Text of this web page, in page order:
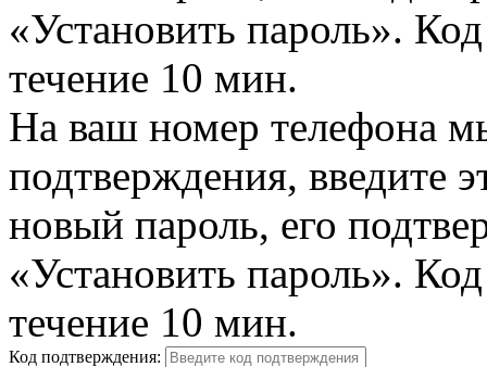
«Установить пароль».
течение 10 мин.
На ваш номер телефона
подтверждения, введите
новый пароль, его
«Установить пароль».
течение 10 мин.
Код подтверждения: